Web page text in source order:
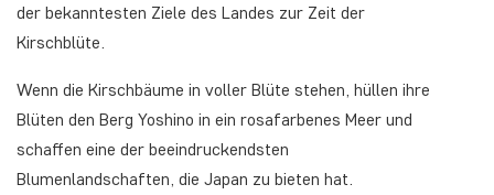
der bekanntesten Ziele des Landes zur Zeit der
Kirschblüte.
Wenn die Kirschbäume in voller Blüte stehen, hüllen ihre
Blüten den Berg Yoshino in ein rosafarbenes Meer und
schaffen eine der beeindruckendsten
Blumenlandschaften, die Japan zu bieten hat.